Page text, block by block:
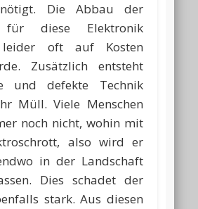
Die Abbau der
für diese Elektronik
leider oft auf Kosten
Zusätzlich entsteht
und defekte Technik
Müll. Viele Menschen
noch nicht, wohin mit
also wird er
in der Landschaft
Dies schadet der
stark. Aus diesen